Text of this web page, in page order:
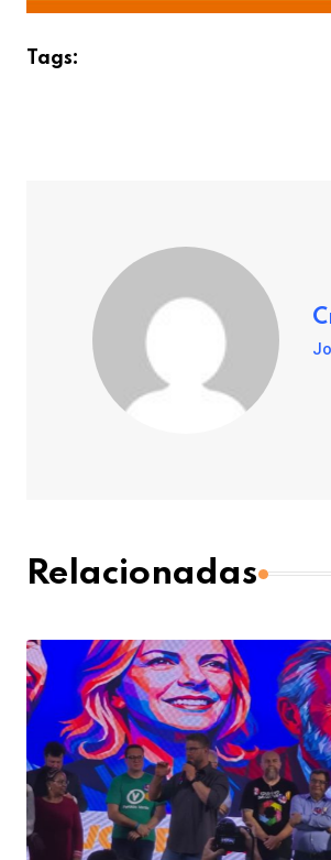
Tags:
Relacionadas